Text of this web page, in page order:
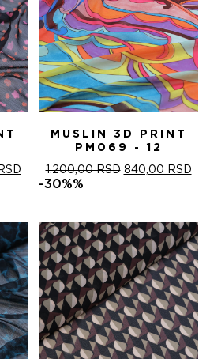
RSDТРЕНУТНА
ЦЕНА
MUSLIN 3D PRINT
PM069 - 12
1.200,00RSD ОРИГИНАЛНА
1.200,00 RSD.
840,00 RSD
-30%%